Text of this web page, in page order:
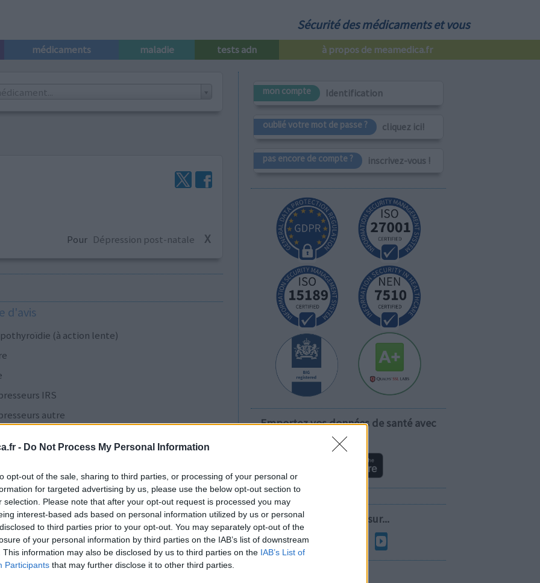
- Do Not Process My Personal Information
opt-out of the sale, sharing to third parties, or processing of your personal or
for targeted advertising by us, please use the below opt-out section to
selection. Please note that after your opt-out request is processed you may
interest-based ads based on personal information utilized by us or personal
to third parties prior to your opt-out. You may separately opt-out of the
of your personal information by third parties on the IAB’s list of downstream
This information may also be disclosed by us to third parties on the IAB’s List of
Participants that may further disclose it to other third parties.
Sécurité des médicaments et vous
médicaments maladie tests adn à propos de meamedica.fr
Pour Dépression post-natale X
d'avis
(à action lente)
IRS
autre
IRS
à large spectre
IRS
autre
antihormones
mon compte Identification
oublié votre mot de passe ? cliquez ici!
pas encore de compte ? inscrivez-vous !
Emportez vos données de santé avec
vous!
Suivez-nous sur...